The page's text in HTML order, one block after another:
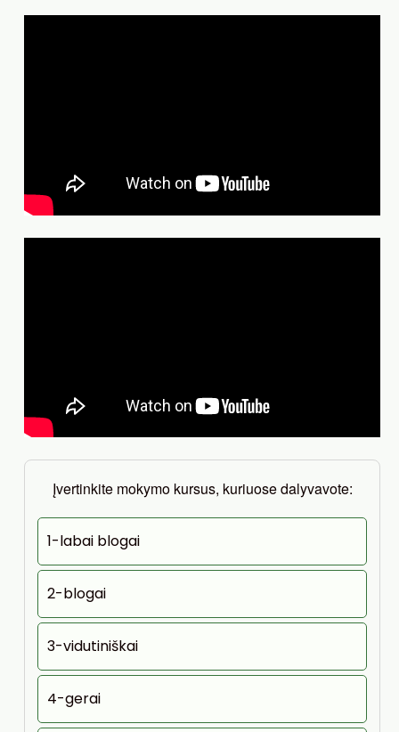
Įvertinkite mokymo kursus, kuriuose dalyvavote:
1-labai blogai
2-blogai
3-vidutiniškai
4-gerai